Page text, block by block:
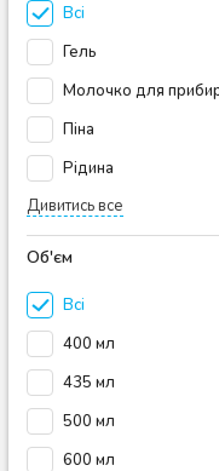
Всі
Гель
Молочко для
Піна
Рідина
Дивитись все
Об'єм
Всі
400 мл
435 мл
500 мл
600 мл